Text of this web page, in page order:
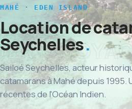
MAHÉ · EDEN ISLAND
Location de
Seychelles
Sailoé Seychelles, acteur
catamarans à Mahé depuis
récentes de l'Océan Indien.